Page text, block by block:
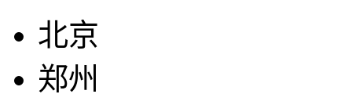
北京
郑州